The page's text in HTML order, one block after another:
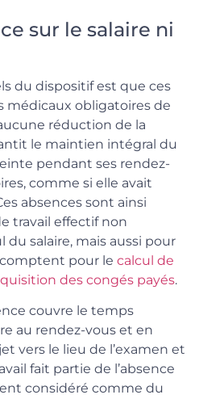
sur le salaire ni
du dispositif est que ces
médicaux obligatoires de
réduction de la
le maintien intégral du
pendant ses rendez-
comme si elle avait
absences sont ainsi
travail effectif non
salaire, mais aussi pour
comptent pour le calcul de
des congés payés.
couvre le temps
au rendez-vous et en
vers le lieu de l’examen et
fait partie de l’absence
considéré comme du